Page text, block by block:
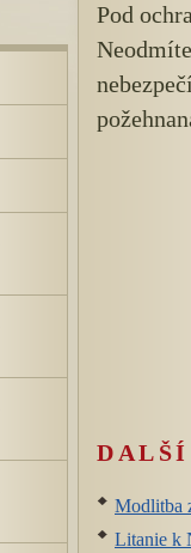
Pod
Modlitba
Litanie k